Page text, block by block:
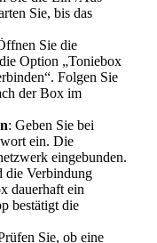
Sie, bis das
Sie die
Option „Toniebox
Folgen Sie
der Box im
: Geben Sie bei
ein. Die
eingebunden.
die Verbindung
dauerhaft ein
bestätigt die
Sie, ob eine